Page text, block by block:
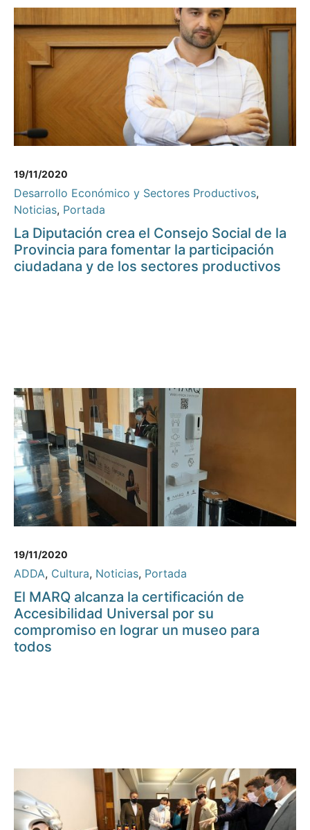
19/11/2020
Desarrollo Económico y Sectores Productivos,
Noticias, Portada
La Diputación crea el Consejo Social de la
Provincia para fomentar la participación
ciudadana y de los sectores productivos
19/11/2020
ADDA, Cultura, Noticias, Portada
El MARQ alcanza la certificación de
Accesibilidad Universal por su
compromiso en lograr un museo para
todos